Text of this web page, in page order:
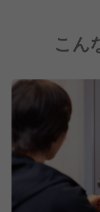
・ストックオプ
【豊富な研修制度
社員研修は約1か
礎スキルを習得
舗研修も実施しま
配属後も、フォ
別研修、海外研修
で、着実に成長
サイゼリヤでは、
標を持って働く
こん